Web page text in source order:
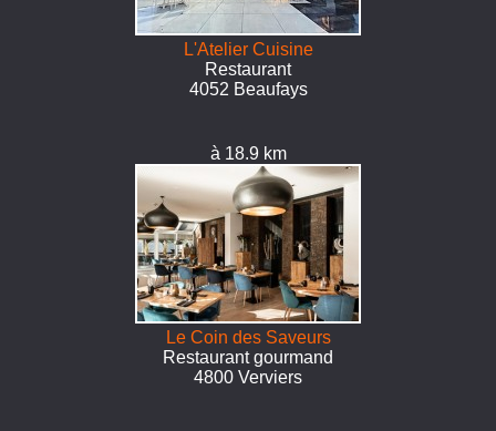
L'Atelier Cuisine
Restaurant
4052 Beaufays
à 18.9 km
Le Coin des Saveurs
Restaurant gourmand
4800 Verviers